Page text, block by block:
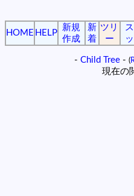
HOME HELP
新規
作成
新
着
ツリ
ー
-Child Tree -(
現在の